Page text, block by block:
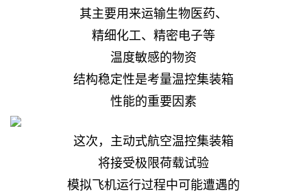
其主要用来运输生物医药、
精细化工、精密电子等
温度敏感的物资
结构稳定性是考量温控集装箱
性能的重要因素
这次，主动式航空温控集装箱
将接受极限荷载试验
模拟飞机运行过程中可能遭遇的